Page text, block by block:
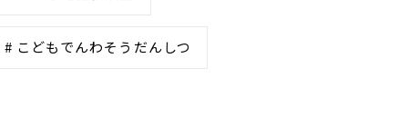
# こどもでんわそうだんしつ